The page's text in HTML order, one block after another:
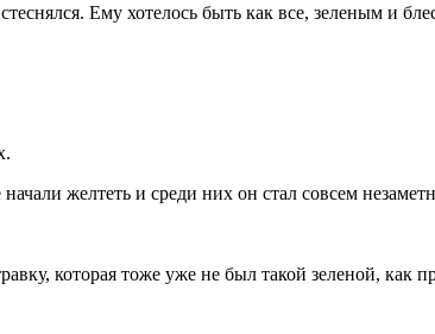
Ему хотелось быть как все, зеленым и
желтеть и среди них он стал совсем
которая тоже уже не был такой зеленой, как